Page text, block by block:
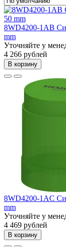
8WD4200-1AB
mm
Уточняйте у
4 266 рублей
В корзину
8WD4200-1AC
mm
Уточняйте у
4 469 рублей
В корзину